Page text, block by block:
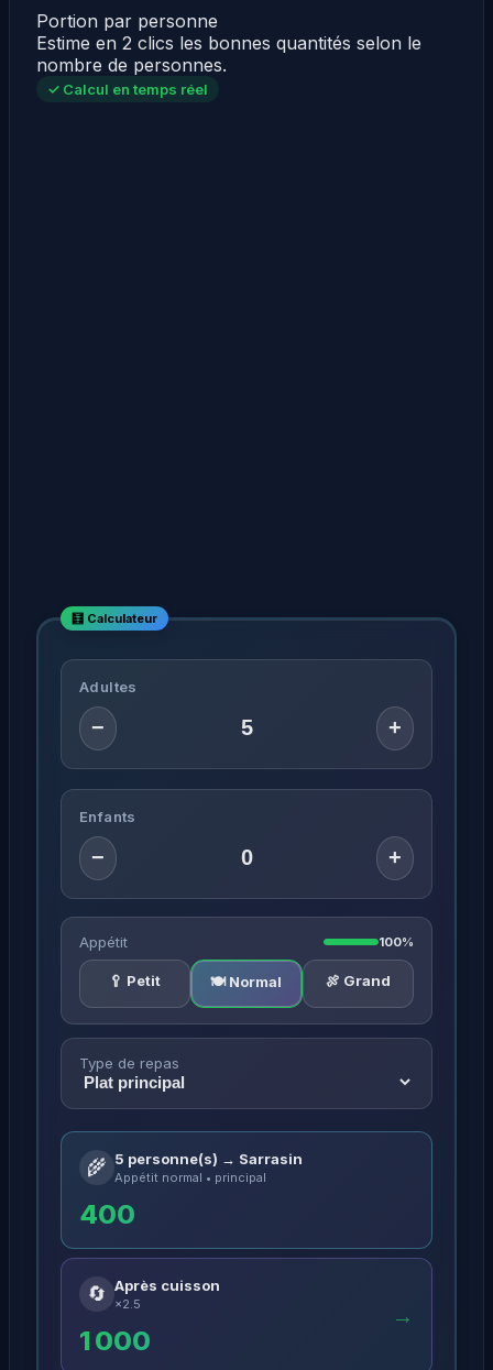
Portion par personne
Estime en 2 clics les bonnes quantités selon le
nombre de personnes.
✓ Calcul en temps réel
Adultes
− +
Enfants
− +
Appétit 100%
🥄 Petit 🍽️ Normal 🍖 Grand
Type de repas
🌾 5 personne(s) → Sarrasin
Appétit normal • principal
400
🔄 Après cuisson
×2.5
1 000
→